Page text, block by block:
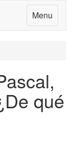
Menu
qué